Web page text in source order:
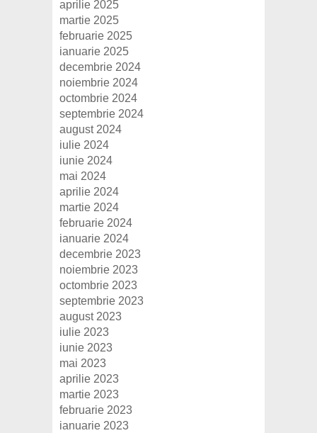
aprilie 2025
martie 2025
februarie 2025
ianuarie 2025
decembrie 2024
noiembrie 2024
octombrie 2024
septembrie 2024
august 2024
iulie 2024
iunie 2024
mai 2024
aprilie 2024
martie 2024
februarie 2024
ianuarie 2024
decembrie 2023
noiembrie 2023
octombrie 2023
septembrie 2023
august 2023
iulie 2023
iunie 2023
mai 2023
aprilie 2023
martie 2023
februarie 2023
ianuarie 2023